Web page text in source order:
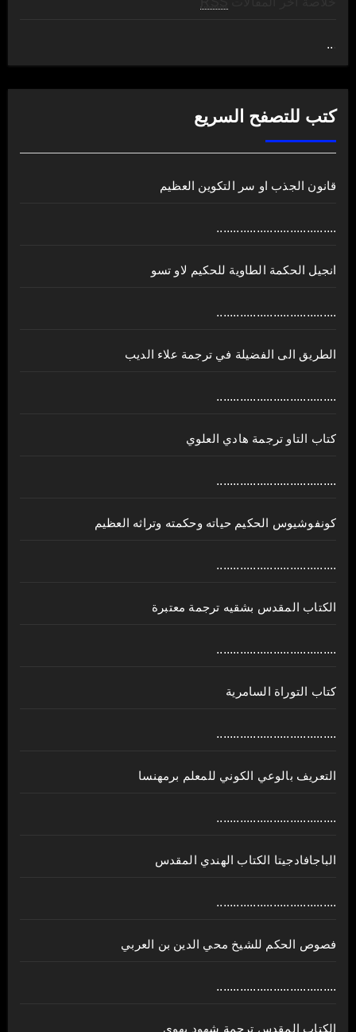
..
كتب للتصفح السريع
قانون الجذب او سر التكوين العظيم
....................................
انجيل الحكمة الطاوية للحكيم لاو تسو
....................................
الطريق الى الفضيلة في ترجمة علاء الديب
....................................
كتاب التاو ترجمة هادي العلوي
....................................
كونفوشيوس الحكيم حياته وحكمته وتراثه العظيم
....................................
الكتاب المقدس بشقيه ترجمة معتبرة
....................................
كتاب التوراة السامرية
....................................
ﺍﻟﺘﻌﺮﻳﻒ ﺑﺎﻟﻮﻋﻲ ﺍﻟﻜﻮﻧﻲ للمعلم برمهنسا
....................................
الباجافادجيتا الكتاب الهندي المقدس
....................................
فصوص الحكم للشيخ محي الدين بن العربي
....................................
الكتاب المقدس ترجمة شهود يهوى